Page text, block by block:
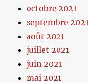
octobre 2021
septembre 2021
août 2021
juillet 2021
juin 2021
mai 2021